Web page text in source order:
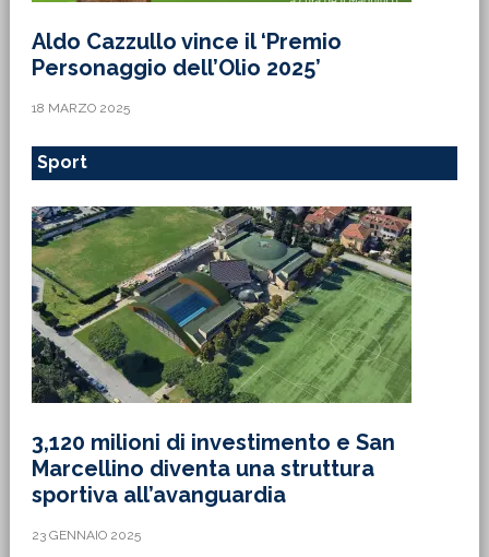
Aldo Cazzullo vince il ‘Premio
Personaggio dell’Olio 2025’
18 MARZO 2025
Sport
3,120 milioni di investimento e San
Marcellino diventa una struttura
sportiva all’avanguardia
23 GENNAIO 2025